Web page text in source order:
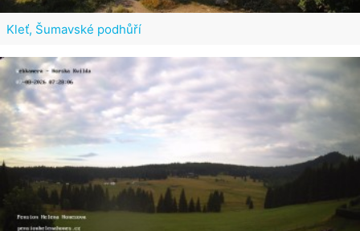
Kleť, Šumavské podhůří